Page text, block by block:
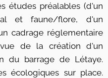
études préalables (d'un
et faune/flore, d'un
cadrage réglementaire
de la création d'un
du barrage de Létaye.
écologiques sur place.